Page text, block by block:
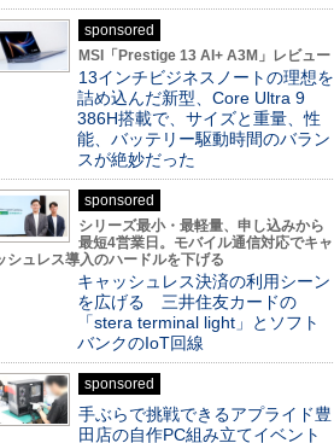
sponsored
MSI「Prestige 13 AI+ A3M」レビュー
13インチビジネスノートの理想を
詰め込んだ新型、Core Ultra 9
386H搭載で、サイズと重量、性
能、バッテリー駆動時間のバラン
スが絶妙だった
sponsored
シリーズ最小・最軽量、申し込みから
最短4営業日。モバイル通信対応でキャ
シュレス導入のハードルを下げる
キャッシュレス決済の利用シーン
を広げる 三井住友カードの
「stera terminal light」とソフト
バンクのIoT回線
sponsored
手ぶらで挑戦できるアプライド豊
田店の自作PC組み立てイベント